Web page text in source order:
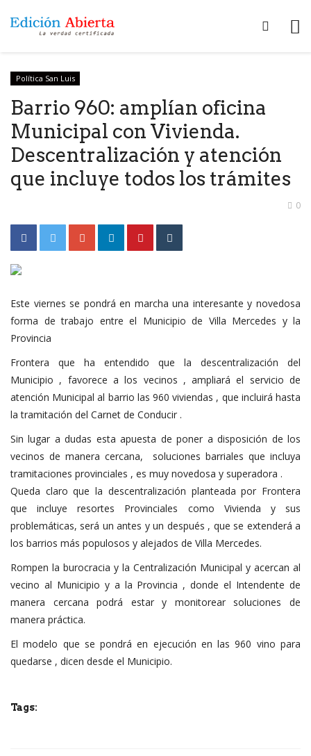
Política San Luis
Barrio 960: amplían oficina
Municipal con Vivienda.
Descentralización y atención
que incluye todos los trámites
0
Este viernes se pondrá en marcha una interesante y novedosa
forma de trabajo entre el Municipio de Villa Mercedes y la
Provincia
Frontera que ha entendido que la descentralización del
Municipio , favorece a los vecinos , ampliará el servicio de
atención Municipal al barrio las 960 viviendas , que incluirá hasta
la tramitación del Carnet de Conducir .
Sin lugar a dudas esta apuesta de poner a disposición de los
vecinos de manera cercana, soluciones barriales que incluya
tramitaciones provinciales , es muy novedosa y superadora .
Queda claro que la descentralización planteada por Frontera
que incluye resortes Provinciales como Vivienda y sus
problemáticas, será un antes y un después , que se extenderá a
los barrios más populosos y alejados de Villa Mercedes.
Rompen la burocracia y la Centralización Municipal y acercan al
vecino al Municipio y a la Provincia , donde el Intendente de
manera cercana podrá estar y monitorear soluciones de
manera práctica.
El modelo que se pondrá en ejecución en las 960 vino para
quedarse , dicen desde el Municipio.
Tags: